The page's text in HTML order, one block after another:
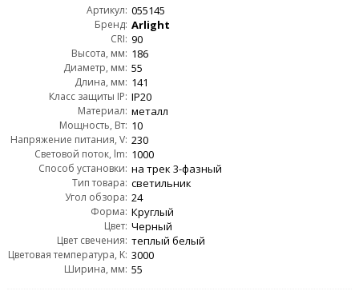
Артикул: 055145
Бренд: Arlight
CRI: 90
Высота, мм: 186
Диаметр, мм: 55
Длина, мм: 141
Класс защиты IP: IP20
Материал: металл
Мощность, Вт: 10
Напряжение питания, V: 230
Световой поток, lm: 1000
Способ установки: на трек 3-фазный
Тип товара: светильник
Угол обзора: 24
Форма: Круглый
Цвет: Черный
Цвет свечения: теплый белый
Цветовая температура, K: 3000
Ширина, мм: 55